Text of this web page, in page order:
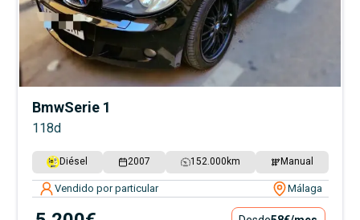
BmwSerie 1
118d
Diésel 2007 152.000 km Manual
Vendido por particular Málaga